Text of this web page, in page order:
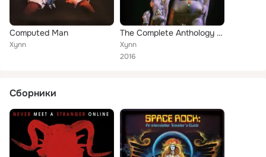
Computed Man
Xynn
The Complete Anthology 1979-1983
Xynn
2016
Сборники